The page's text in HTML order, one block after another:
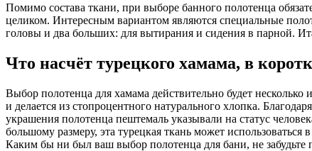
Помимо состава ткани, при выборе банного полотенца
целиком. Интересным вариантом являются специальные
головы и два больших: для вытирания и сидения в парной.
Что насчёт турецкого хамама, в
Выбор полотенца для хамама действительно будет
и делается из стопроцентного натурального хлопка.
украшения полотенца пештемаль указывали на статус
большому размеру, эта турецкая ткань может использоваться
Каким бы ни был ваш выбор полотенца для бани, не забудьте